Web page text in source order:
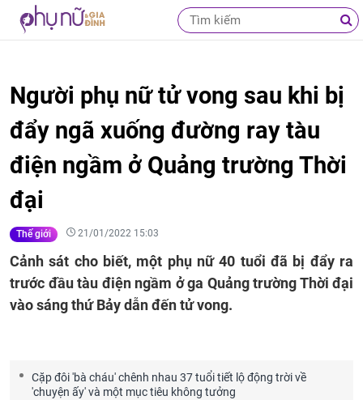
Người phụ nữ tử vong sau khi bị
đẩy ngã xuống đường ray tàu
điện ngầm ở Quảng trường Thời
đại
Thế giới 21/01/2022 15:03
Cảnh sát cho biết, một phụ nữ 40 tuổi đã bị đẩy ra
trước đầu tàu điện ngầm ở ga Quảng trường Thời đại
vào sáng thứ Bảy dẫn đến tử vong.
Cặp đôi 'bà cháu' chênh nhau 37 tuổi tiết lộ động trời về
'chuyện ấy' và một mục tiêu không tưởng